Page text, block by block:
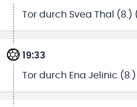
Tor durch Svea Thal (8.)
19:33
Tor durch Ena Jelinic